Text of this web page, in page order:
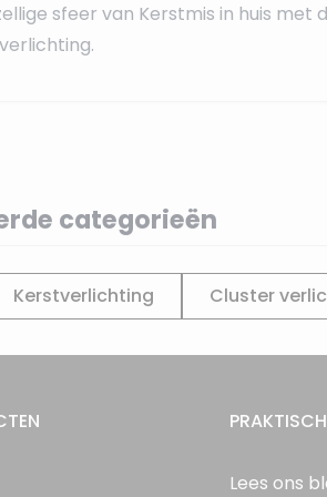
sfeer van Kerstmis in huis met
categorieën
Kerstverlichting Cluster
Lees ons